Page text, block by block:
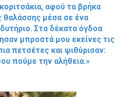
αφού τα βρήκα
θαλάσσης μέσα σε ένα
Στα δέκατα όγδοα
μπροστά μου εκείνες τις
πετσέτες και ψιθύρισαν:
πούμε την αλήθεια.»